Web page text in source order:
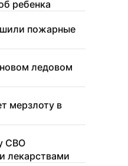
ребенка
пожарные
ледовом
мерзлоту в
СВО
лекарствами